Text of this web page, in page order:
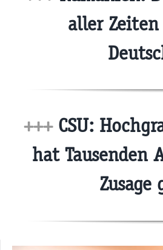
aller
+++CSU:
hat Tausenden
Zusage